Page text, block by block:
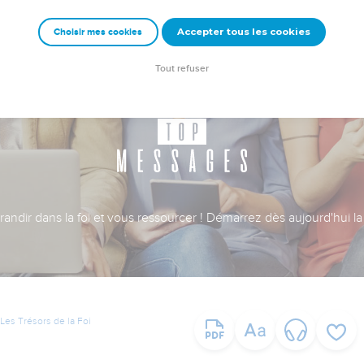
dans la foi et vous ressourcer ! Démarrez dès aujourd'hui
Les Trésors de la Foi
Choisir mes cookies Accepter tous les cookies
Tout refuser